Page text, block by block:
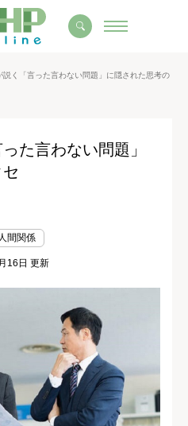
説く「言った言わない問題」に隠された思考の
た言わない問題」
間関係
16日 更新